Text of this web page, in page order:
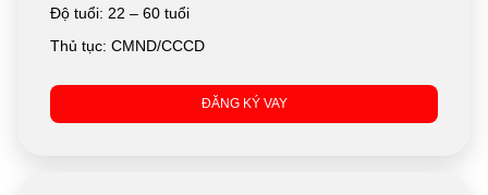
Độ tuổi: 22 – 60 tuổi
Thủ tục: CMND/CCCD
ĐĂNG KÝ VAY